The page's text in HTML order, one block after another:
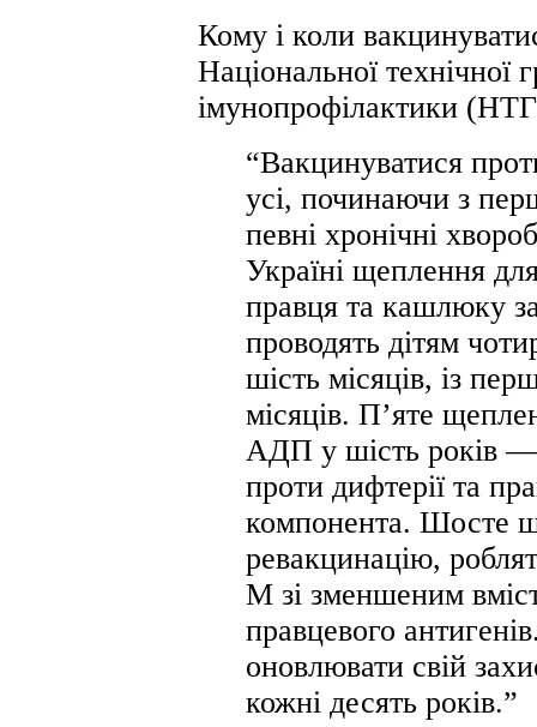
Кому і коли
Національної технічної
імунопрофілактики
“Вакцинуватися
усі, починаючи з
певні хронічні
Україні щеплення
правця та кашлюку
проводять дітям
шість місяців, із
місяців. П’яте
АДП у шість років —
проти дифтерії та
компонента. Шосте
ревакцинацію,
М зі зменшеним
правцевого
оновлювати свій
кожні десять років.”